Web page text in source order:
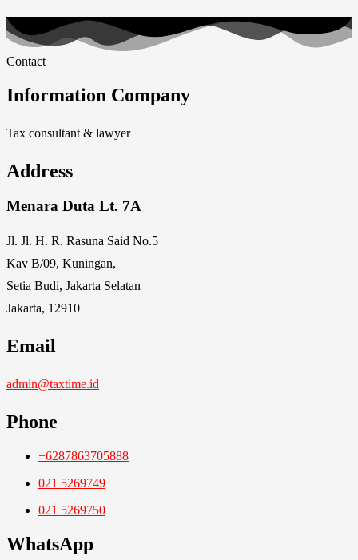
Contact
Information Company
Tax consultant & lawyer
Address
Menara Duta Lt. 7A
Jl. Jl. H. R. Rasuna Said No.5
Kav B/09, Kuningan,
Setia Budi, Jakarta Selatan
Jakarta, 12910
Email
admin@taxtime.id
Phone
+6287863705888
021 5269749
021 5269750
WhatsApp